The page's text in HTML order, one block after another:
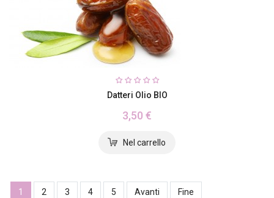
Datteri Olio BIO
3,50 €
1 2 3 4 5 Avanti Fine